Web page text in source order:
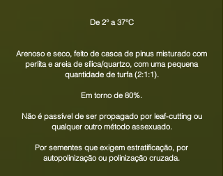
De 2° a 37°C
Arenoso e seco, feito de casca de pinus misturado com
perlita e areia de sílica/quartzo, com uma pequena
quantidade de turfa (2:1:1).
Em torno de 80%.
Não é passível de ser propagado por leaf-cutting ou
qualquer outro método assexuado.
Por sementes que exigem estratificação, por
autopolinização ou polinização cruzada.